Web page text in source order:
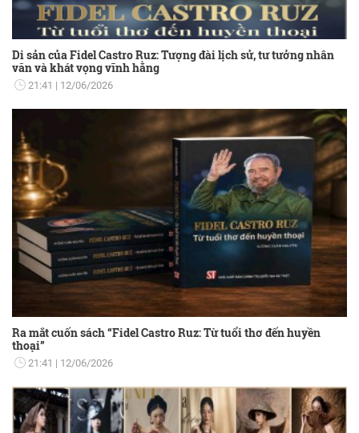
Di sản của Fidel Castro Ruz: Tượng đài lịch sử, tư tưởng nhân
văn và khát vọng vĩnh hằng
21:41 12/06/2026
Ra mắt cuốn sách “Fidel Castro Ruz: Từ tuổi thơ đến huyền
thoại”
21:41 12/06/2026